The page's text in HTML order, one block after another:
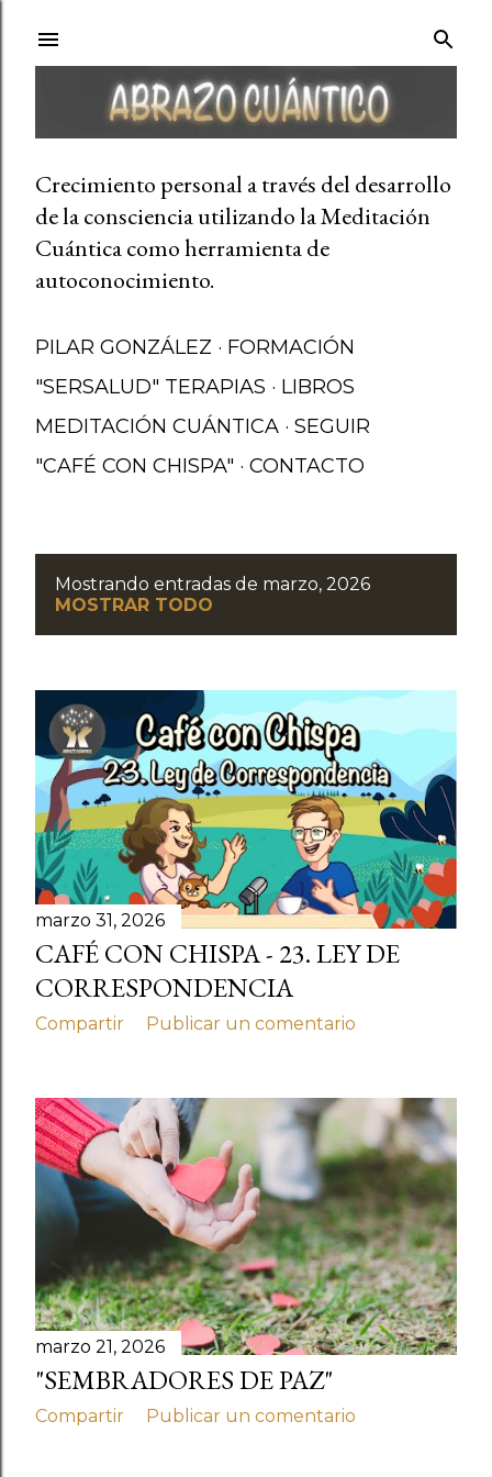
Crecimiento personal a través del desarrollo
de la consciencia utilizando la Meditación
Cuántica como herramienta de
autoconocimiento.
PILAR GONZÁLEZ
FORMACIÓN
"SERSALUD" TERAPIAS
LIBROS
MEDITACIÓN CUÁNTICA
SEGUIR
"CAFÉ CON CHISPA"
CONTACTO
t
r
a
d
a
s
Mostrando entradas de marzo, 2026
MOSTRAR TODO
marzo 31, 2026
CAFÉ CON CHISPA - 23. LEY DE
CORRESPONDENCIA
Compartir Publicar un comentario
marzo 21, 2026
"SEMBRADORES DE PAZ"
Compartir Publicar un comentario